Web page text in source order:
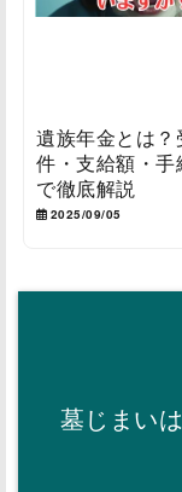
遺族年金とは？
件・支給額・手
で徹底解説
2025/09/05
墓じまい